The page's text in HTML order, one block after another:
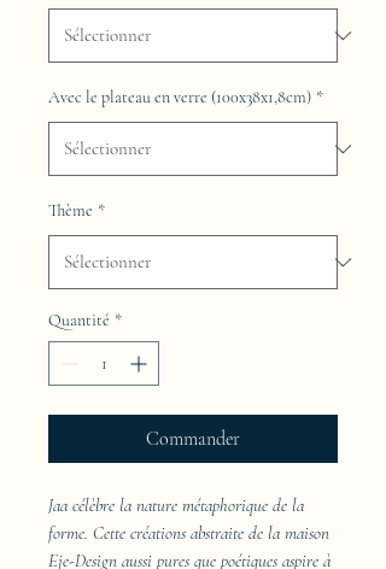
Avec le plateau en verre (100x38x1,8cm) *
Thème *
Quantité *
Commander
Jaa célèbre la nature métaphorique de la
forme. Cette créations abstraite de la maison
Eje-Design aussi pures que poétiques aspire à